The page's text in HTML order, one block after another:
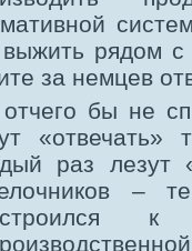
выжить рядом
за немцев
бы не
«отвечать»
раз лезут
–